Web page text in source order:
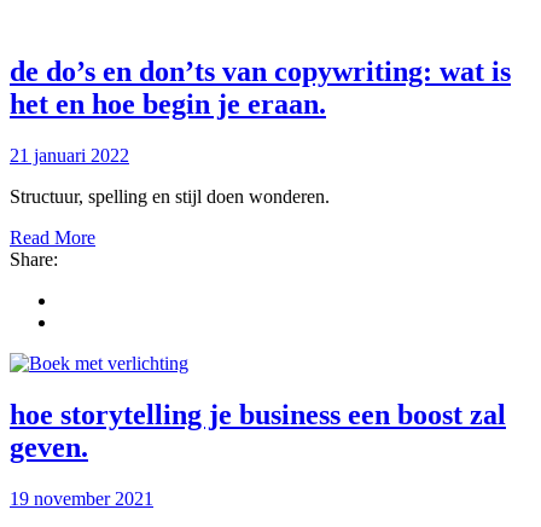
de do’s en don’ts van copywriting: wat is
het en hoe begin je eraan.
21 januari 2022
Structuur, spelling en stijl doen wonderen.
Read More
Share:
hoe storytelling je business een boost zal
geven.
19 november 2021